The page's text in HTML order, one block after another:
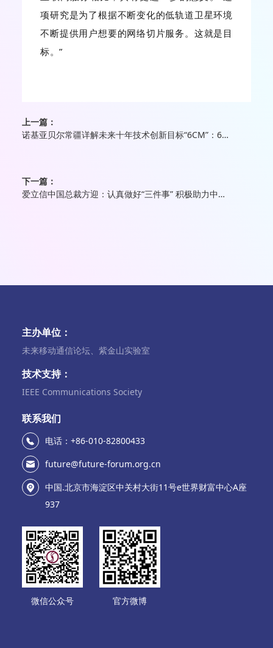
项研究是为了根据不断变化的低轨道卫星环境
不断提供用户想要的网络切片服务。这就是目
标。”
上一篇：
诺基亚贝尔常疆详解未来十年技术创新目标“6CM”：6G、CFN和Metaverse
下一篇：
爱立信中国总裁方迎：认真做好“三件事” 积极助力中国5G下半场发展
主办单位：
未来移动通信论坛、紫金山实验室
技术支持：
IEEE Communications Society
联系我们
电话：+86-010-82800433
future@future-forum.org.cn
中国.北京市海淀区中关村大街11号e世界财富中心A座
937
微信公众号 官方微博